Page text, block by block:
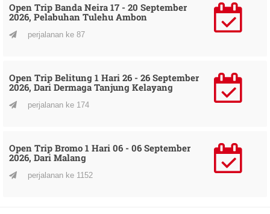
Open Trip Banda Neira 17 - 20 September
2026, Pelabuhan Tulehu Ambon
perjalanan ke 87
Open Trip Belitung 1 Hari 26 - 26 September
2026, Dari Dermaga Tanjung Kelayang
perjalanan ke 174
Open Trip Bromo 1 Hari 06 - 06 September
2026, Dari Malang
perjalanan ke 1152